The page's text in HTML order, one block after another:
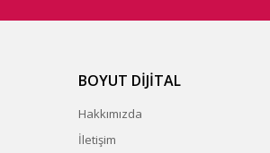
BOYUT DİJİTAL
Hakkımızda
İletişim